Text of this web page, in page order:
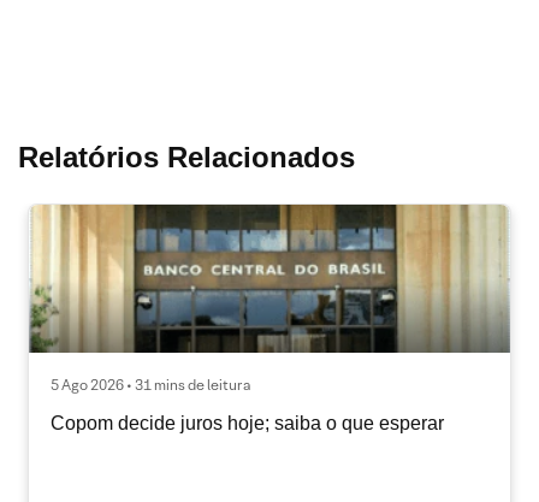
Relatórios Relacionados
5 Ago 2026 • 31 mins de leitura
Copom decide juros hoje; saiba o que esperar